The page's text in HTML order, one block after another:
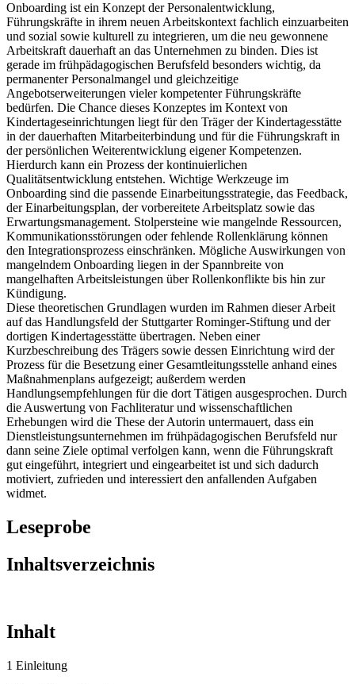
Onboarding ist ein Konzept der Personalentwicklung,
Führungskräfte in ihrem neuen Arbeitskontext fachlich einzuarbeiten
und sozial sowie kulturell zu integrieren, um die neu gewonnene
Arbeitskraft dauerhaft an das Unternehmen zu binden. Dies ist
gerade im frühpädagogischen Berufsfeld besonders wichtig, da
permanenter Personalmangel und gleichzeitige
Angebotserweiterungen vieler kompetenter Führungskräfte
bedürfen. Die Chance dieses Konzeptes im Kontext von
Kindertageseinrichtungen liegt für den Träger der Kindertagesstätte
in der dauerhaften Mitarbeiterbindung und für die Führungskraft in
der persönlichen Weiterentwicklung eigener Kompetenzen.
Hierdurch kann ein Prozess der kontinuierlichen
Qualitätsentwicklung entstehen. Wichtige Werkzeuge im
Onboarding sind die passende Einarbeitungsstrategie, das Feedback,
der Einarbeitungsplan, der vorbereitete Arbeitsplatz sowie das
Erwartungsmanagement. Stolpersteine wie mangelnde Ressourcen,
Kommunikationsstörungen oder fehlende Rollenklärung können
den Integrationsprozess einschränken. Mögliche Auswirkungen von
mangelndem Onboarding liegen in der Spannbreite von
mangelhaften Arbeitsleistungen über Rollenkonflikte bis hin zur
Kündigung.
Diese theoretischen Grundlagen wurden im Rahmen dieser Arbeit
auf das Handlungsfeld der Stuttgarter Rominger-Stiftung und der
dortigen Kindertagesstätte übertragen. Neben einer
Kurzbeschreibung des Trägers sowie dessen Einrichtung wird der
Prozess für die Besetzung einer Gesamtleitungsstelle anhand eines
Maßnahmenplans aufgezeigt; außerdem werden
Handlungsempfehlungen für die dort Tätigen ausgesprochen. Durch
die Auswertung von Fachliteratur und wissenschaftlichen
Erhebungen wird die These der Autorin untermauert, dass ein
Dienstleistungsunternehmen im frühpädagogischen Berufsfeld nur
dann seine Ziele optimal verfolgen kann, wenn die Führungskraft
gut eingeführt, integriert und eingearbeitet ist und sich dadurch
motiviert, zufrieden und interessiert den anfallenden Aufgaben
widmet.
Leseprobe
Inhaltsverzeichnis
Inhalt
1 Einleitung